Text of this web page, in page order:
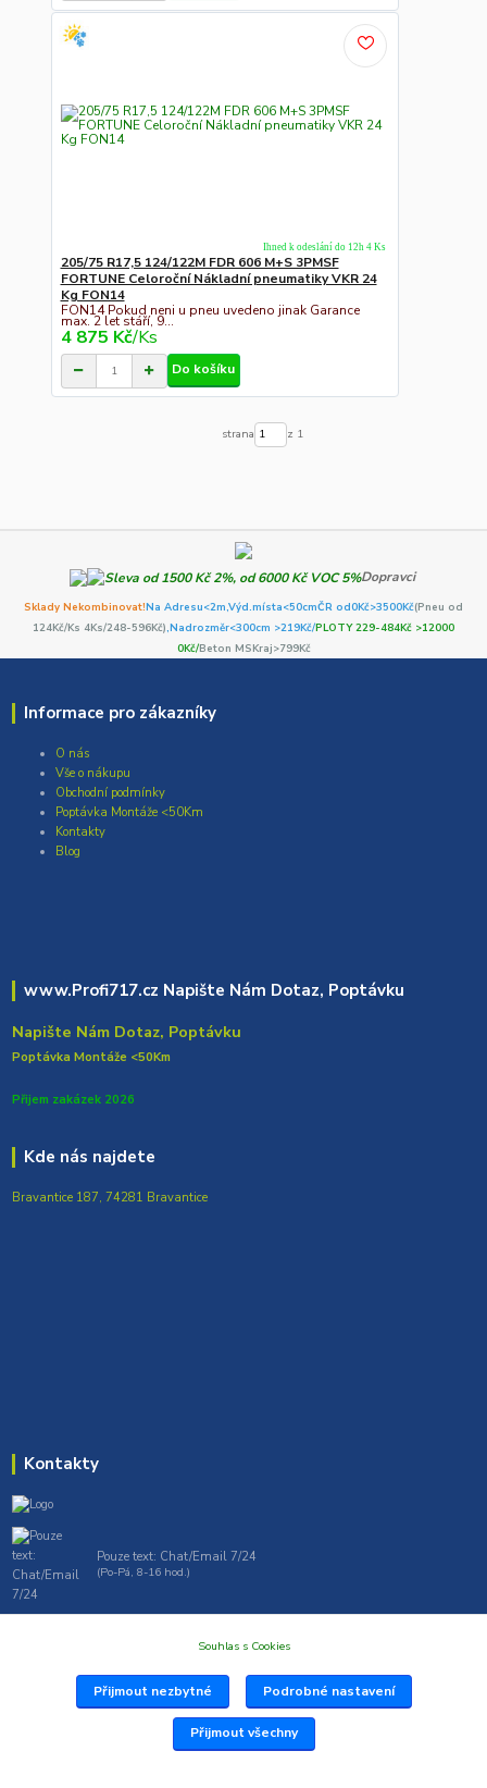
205/75 R17,5 124/122M FDR 606 M+S 3PMSF
FORTUNE Celoroční Nákladní pneumatiky VKR 24
Kg FON14
FON14 Pokud neni u pneu uvedeno jinak Garance
max. 2 let stáří, 9...
4 875 Kč/Ks
Ihned k odeslání do 12h 4 Ks
Do košíku
strana z 1
Dopravci
Sklady Nekombinovat!Na Adresu<2m,Výd.místa<50cmČR od0Kč>3500Kč(Pneu od
124Kč/Ks 4Ks/248-596Kč),Nadrozměr<300cm >219Kč/PLOTY 229-484Kč >12000
0Kč/Beton MSKraj>799Kč
Informace pro zákazníky
O nás
Vše o nákupu
Obchodní podmínky
Poptávka Montáže <50Km
Kontakty
Blog
www.Profi717.cz Napište Nám Dotaz, Poptávku
Napište Nám Dotaz, Poptávku
Poptávka Montáže <50Km
Přijem zakázek 2026
Kde nás najdete
Bravantice 187, 74281 Bravantice
Kontakty
Pouze text: Chat/Email 7/24
(Po-Pá, 8-16 hod.)
Souhlas s Cookies
Přijmout nezbytné Podrobné nastavení
Přijmout všechny